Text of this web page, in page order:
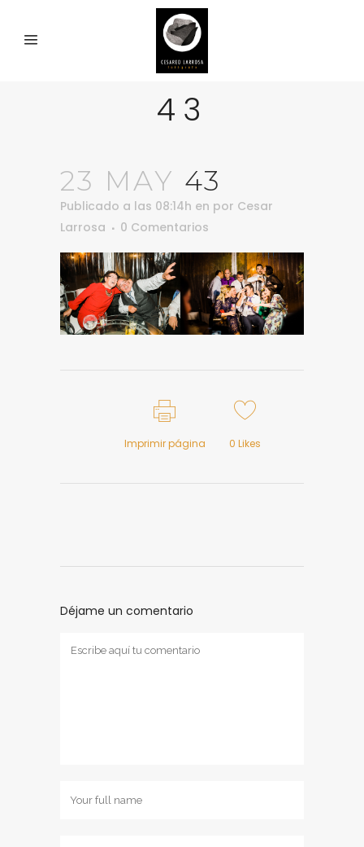
43
23 MAY 43
Publicado a las 08:14h en por Cesar
Larrosa
0 Comentarios
Imprimir página 0 Likes
Déjame un comentario